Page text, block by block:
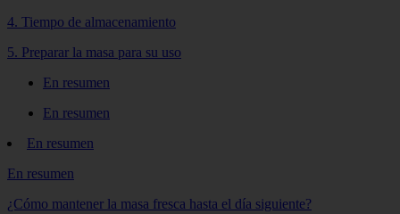
4. Tiempo de almacenamiento
5. Preparar la masa para su uso
En resumen
En resumen
En resumen
En resumen
¿Cómo mantener la masa fresca hasta el día siguiente?